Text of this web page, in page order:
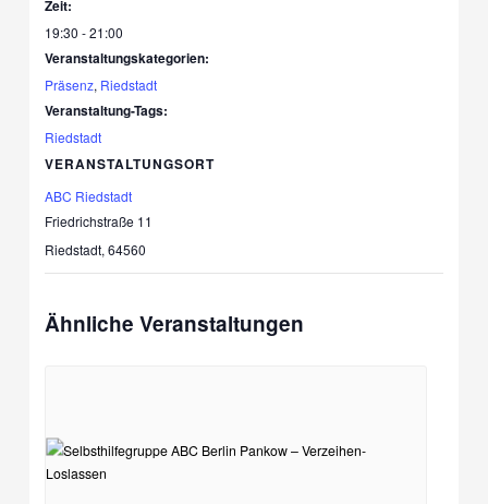
Zeit:
19:30 - 21:00
Veranstaltungskategorien:
Präsenz, Riedstadt
Veranstaltung-Tags:
Riedstadt
VERANSTALTUNGSORT
ABC Riedstadt
Friedrichstraße 11
Riedstadt, 64560
Ähnliche Veranstaltungen